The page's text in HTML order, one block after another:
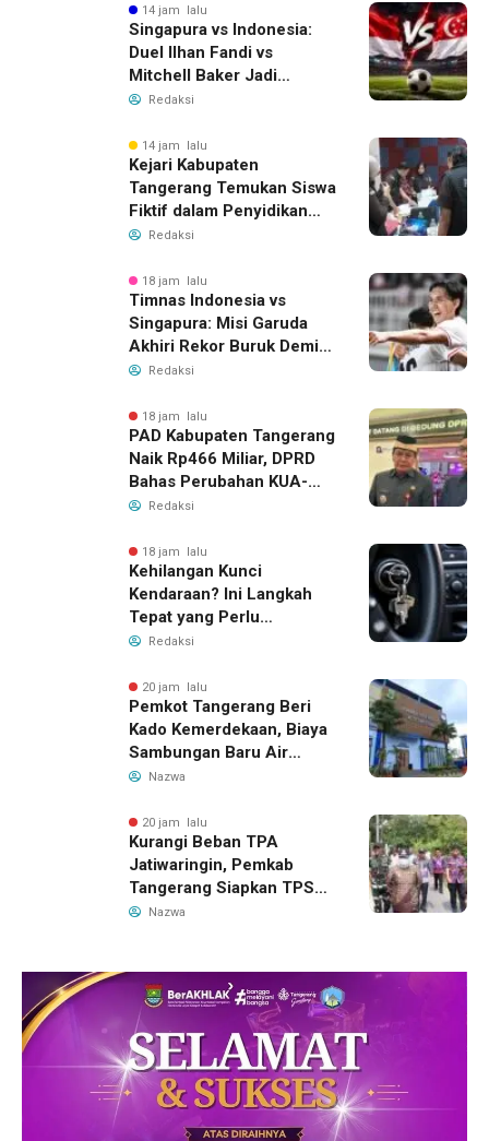
14 jam lalu
Singapura vs Indonesia:
Duel Ilhan Fandi vs
Mitchell Baker Jadi
Sorotan di Piala AFF 2026
Redaksi
14 jam lalu
Kejari Kabupaten
Tangerang Temukan Siswa
Fiktif dalam Penyidikan
Dana BOP PKBM
Redaksi
18 jam lalu
Timnas Indonesia vs
Singapura: Misi Garuda
Akhiri Rekor Buruk Demi
Tiket Semifinal Piala AFF
Redaksi
18 jam lalu
PAD Kabupaten Tangerang
Naik Rp466 Miliar, DPRD
Bahas Perubahan KUA-
PPAS 2026
Redaksi
18 jam lalu
Kehilangan Kunci
Kendaraan? Ini Langkah
Tepat yang Perlu
Dilakukan
Redaksi
20 jam lalu
Pemkot Tangerang Beri
Kado Kemerdekaan, Biaya
Sambungan Baru Air
Bersih Dipangkas Jadi
Nazwa
20 jam lalu
Kurangi Beban TPA
Jatiwaringin, Pemkab
Tangerang Siapkan TPS3R
Baru di Tigaraksa
Nazwa